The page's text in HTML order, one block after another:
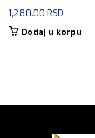
1,280.00 RSD
Dodaj u korpu